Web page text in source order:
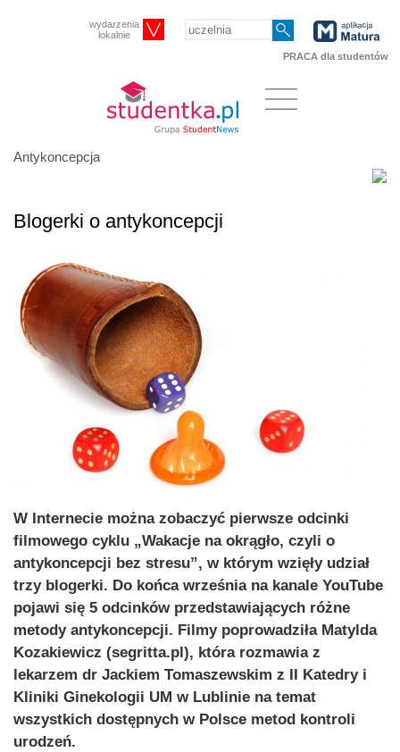
wydarzenia
lokalnie
PRACA dla studentów
Antykoncepcja
Blogerki o antykoncepcji
W Internecie można zobaczyć pierwsze odcinki
filmowego cyklu „Wakacje na okrągło, czyli o
antykoncepcji bez stresu”, w którym wzięły udział
trzy blogerki. Do końca września na kanale YouTube
pojawi się 5 odcinków przedstawiających różne
metody antykoncepcji. Filmy poprowadziła Matylda
Kozakiewicz (segritta.pl), która rozmawia z
lekarzem dr Jackiem Tomaszewskim z II Katedry i
Kliniki Ginekologii UM w Lublinie na temat
wszystkich dostępnych w Polsce metod kontroli
urodzeń.